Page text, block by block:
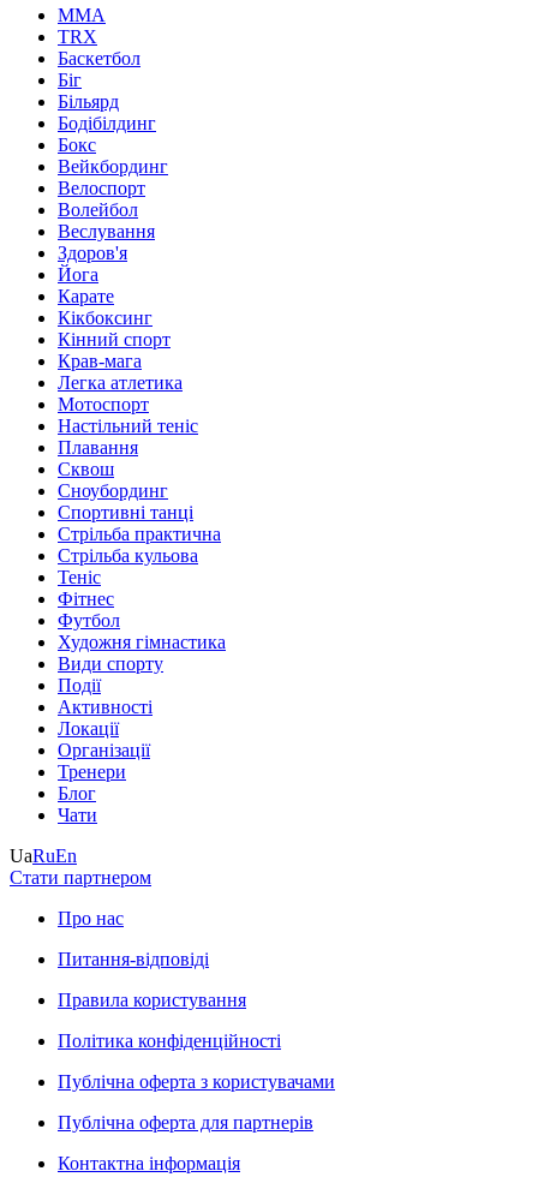
MMA
TRX
Баскетбол
Біг
Більярд
Бодібілдинг
Бокс
Вейкбординг
Велоспорт
Волейбол
Веслування
Здоров'я
Йога
Карате
Кікбоксинг
Кінний спорт
Крав-мага
Легка атлетика
Мотоспорт
Настільний теніс
Плавання
Сквош
Сноубординг
Спортивні танці
Стрільба практична
Стрільба кульова
Теніс
Фітнес
Футбол
Художня гімнастика
Види спорту
Події
Активності
Локації
Організації
Тренери
Блог
Чати
UaRuEn
Стати партнером
Про нас
Питання-відповіді
Правила користування
Політика конфіденційності
Публічна оферта з користувачами
Публічна оферта для партнерів
Контактна інформація